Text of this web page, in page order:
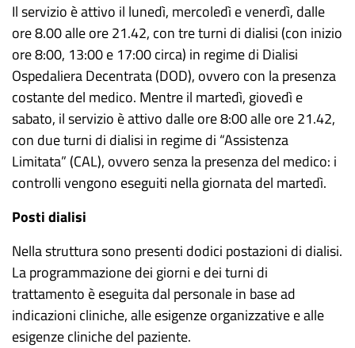
Il servizio è attivo il lunedì, mercoledì e venerdì, dalle
ore 8.00 alle ore 21.42, con tre turni di dialisi (con inizio
ore 8:00, 13:00 e 17:00 circa) in regime di Dialisi
Ospedaliera Decentrata (DOD), ovvero con la presenza
costante del medico. Mentre il martedì, giovedì e
sabato, il servizio è attivo dalle ore 8:00 alle ore 21.42,
con due turni di dialisi in regime di “Assistenza
Limitata” (CAL), ovvero senza la presenza del medico: i
controlli vengono eseguiti nella giornata del martedì.
Posti dialisi
Nella struttura sono presenti dodici postazioni di dialisi.
La programmazione dei giorni e dei turni di
trattamento è eseguita dal personale in base ad
indicazioni cliniche, alle esigenze organizzative e alle
esigenze cliniche del paziente.